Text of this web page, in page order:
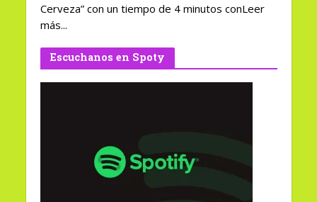
Cerveza” con un tiempo de 4 minutos conLeer
más...
Escuchanos en Spoty